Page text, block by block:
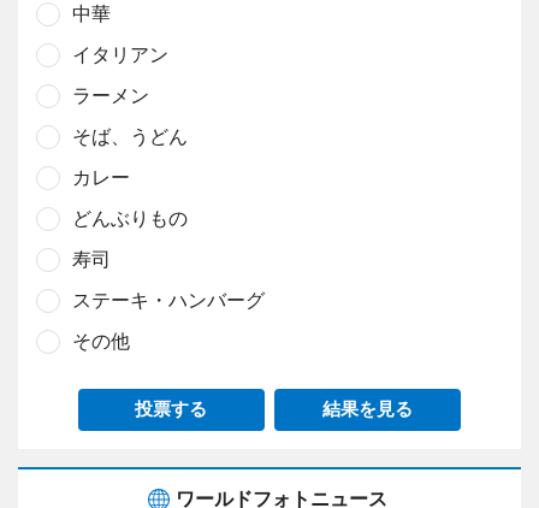
中華
イタリアン
ラーメン
そば、うどん
カレー
どんぶりもの
寿司
ステーキ・ハンバーグ
その他
投票する 結果を見る
ワールドフォトニュース